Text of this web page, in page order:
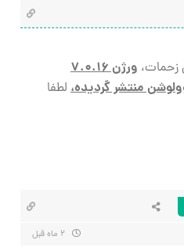
زحمات،
ورژن ۷.۰.۱۶
منتشر گردیده، لطفا